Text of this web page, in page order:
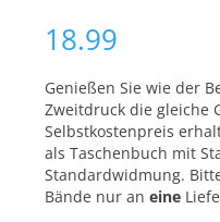
18.99
Genießen Sie wie der
Zweitdruck die gleiche
Selbstkostenpreis
als Taschenbuch mit
Standardwidmung.
Bände nur aneine